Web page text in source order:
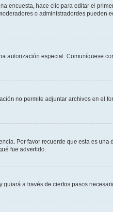
encuesta, hace clic para editar el
o administradordes pueden
autorización especial. Comuníquese
no permite adjuntar archivos en el
Por favor recuerde que esta es
fue advertido.
a través de ciertos pasos